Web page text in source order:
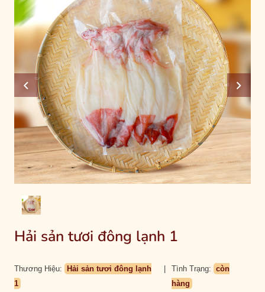
Hải sản tươi đông lạnh 1
Thương Hiệu:
Hải sản tươi đông lạnh
1
Tình Trạng: còn
hàng